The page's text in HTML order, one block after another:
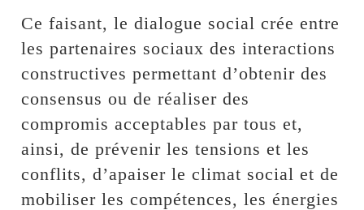
Ce faisant, le dialogue social crée entre
les partenaires sociaux des interactions
constructives permettant d’obtenir des
consensus ou de réaliser des
compromis acceptables par tous et,
ainsi, de prévenir les tensions et les
conflits, d’apaiser le climat social et de
mobiliser les compétences, les énergies